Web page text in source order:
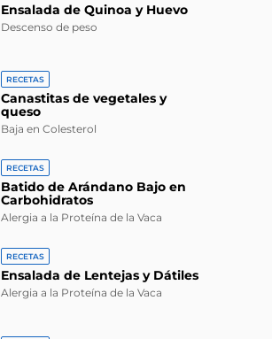
Ensalada de Quinoa y Huevo
Descenso de peso
RECETAS
Canastitas de vegetales y
queso
Baja en Colesterol
RECETAS
Batido de Arándano Bajo en
Carbohidratos
Alergia a la Proteína de la Vaca
RECETAS
Ensalada de Lentejas y Dátiles
Alergia a la Proteína de la Vaca